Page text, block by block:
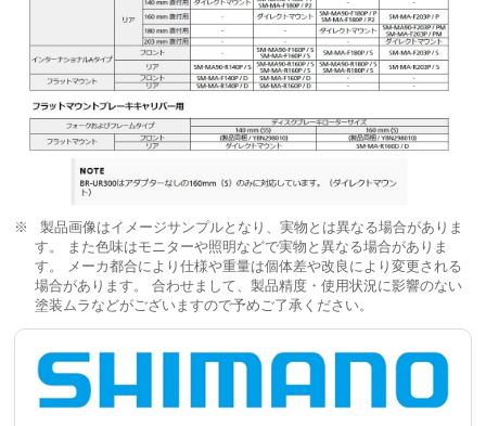
製品画像はイメージサンプルとなり、実物とは異なる場合がありま
す。 また色味はモニターや照明などで実物と異なる場合がありま
す。 メーカ都合により仕様や重量は個体差や改良により変更される
場合があります。 合わせまして、製品精度・使用状況に影響のない
塗装ムラなどがございますので予めご了承ください。